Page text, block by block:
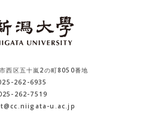
区五十嵐2の町8050番地
262-6935
262-7519
u.ac.jp